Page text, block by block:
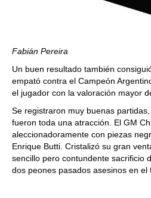
Fabián Pereira
Un buen resultado también
empató contra el Campeón
el jugador con la valoración mayor
Se registraron muy buenas
fueron toda una atracción. El GM
aleccionadoramente con piezas
Enrique Butti. Cristalizó su gran
sencillo pero contundente sacrificio
dos peones pasados asesinos en el